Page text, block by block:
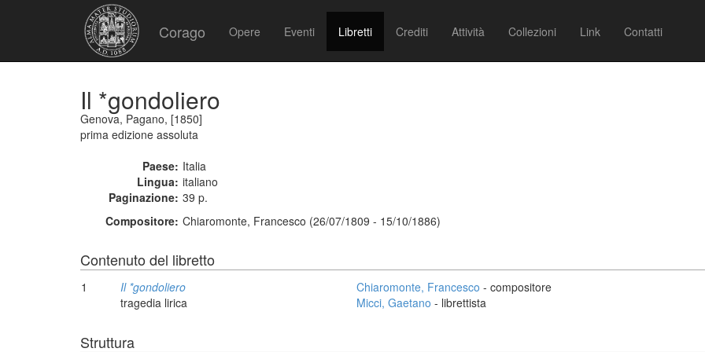
Corago Opere Eventi Libretti Crediti Attività Collezioni Link Contatti
Il *gondoliero
Genova, Pagano, [1850]
prima edizione assoluta
Paese: Italia
Lingua: italiano
Paginazione: 39 p.
Compositore: Chiaromonte, Francesco (26/07/1809 - 15/10/1886)
Contenuto del libretto
1
Il *gondoliero
tragedia lirica
Chiaromonte, Francesco - compositore
Micci, Gaetano - librettista
Struttura